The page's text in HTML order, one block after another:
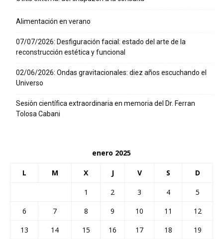
Alimentación en verano
07/07/2026: Desfiguración facial: estado del arte de la
reconstrucción estética y funcional
02/06/2026: Ondas gravitacionales: diez años escuchando el
Universo
Sesión científica extraordinaria en memoria del Dr. Ferran
Tolosa Cabani
enero 2025
L M X J V S D
1 2 3 4
5
6
7 8 9 10 11
12
13
14 15 16 17 18
19